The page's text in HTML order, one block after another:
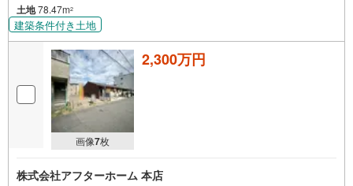
土地78.47m2
建築条件付き土地
画像7枚
2,300万円
株式会社アフターホーム 本店